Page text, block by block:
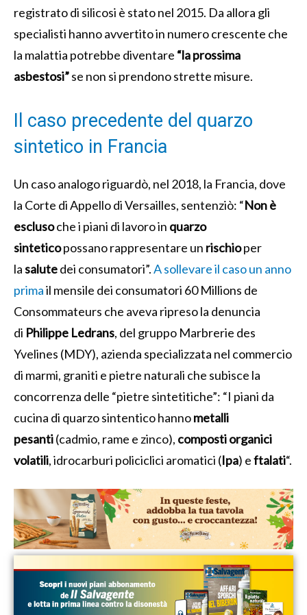
registrato di silicosi è stato nel 2015. Da allora gli
specialisti hanno avvertito in numero crescente che
la malattia potrebbe diventare “la prossima
asbestosi”se non si prendono strette misure.
Il caso precedente del quarzo
sintetico in Francia
Un caso analogo riguardò, nel 2018, la Francia, dove
la Corte di Appello di Versailles, sentenziò: “Non è
esclusoche i piani di lavoro in quarzo
sinteticopossano rappresentare un rischioper
lasalutedei consumatori”.A sollevare il caso un anno
primail mensile dei consumatori 60 Millions de
Consommateurs che aveva ripreso la denuncia
di Philippe Ledrans, del gruppo Marbrerie des
Yvelines (MDY), azienda specializzata nel commercio
di marmi, graniti e pietre naturali che subisce la
concorrenza delle “pietre sintetitiche”: “I piani da
cucina di quarzo sintentico hannometalli
pesanti(cadmio, rame e zinco), composti organici
volatili, idrocarburi policiclici aromatici (Ipa) eftalati“.